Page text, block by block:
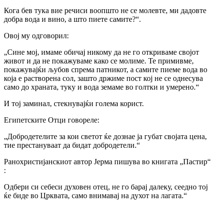
Кога бев тука вие речиси воопшто не се молевте, ми дадовте
добра вода и вино, а што пиете самите?“.
Овој му одговорил:
„Сине мој, имаме обичај никому да не го откриваме својот
живот и да не покажуваме како се молиме. Те примивме,
покажувајќи љубов спрема патникот, а самите пиеме вода во
која е растворена сол, зашто држиме пост кој не се однесува
само до храната, туку и вода земаме во голтки и умерено.“
И тој заминал, стекнувајќи голема корист.
Египетските Отци говореле:
„Добродетелите за кои светот ќе дознае ја губат својата цена,
тие престануваат да бидат добродетели.“
Ранохристијанскиот автор Јерма пишува во книгата „Пастир“
:
Одбери си себеси духовен отец, не го барај далеку, сеедно тој
ќе биде во Црквата, само внимавај на духот на лагата.“